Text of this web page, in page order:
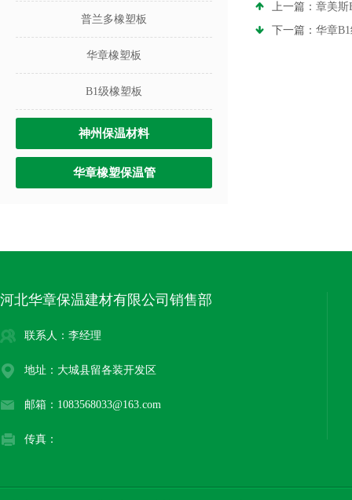
普兰多橡塑板
华章橡塑板
B1级橡塑板
神州保温材料
华章橡塑保温管
上一篇： 章美斯
下一篇： 华章
河北华章保温建材有限公司销售部
联系人：李经理
地址：大城县留各装开发区
邮箱：1083568033@163.com
传真：